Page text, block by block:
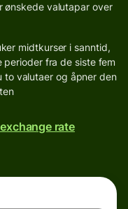
ønskede valutapar over
midtkurser i sanntid,
perioder fra de siste fem
to valutaer og åpner den
rate